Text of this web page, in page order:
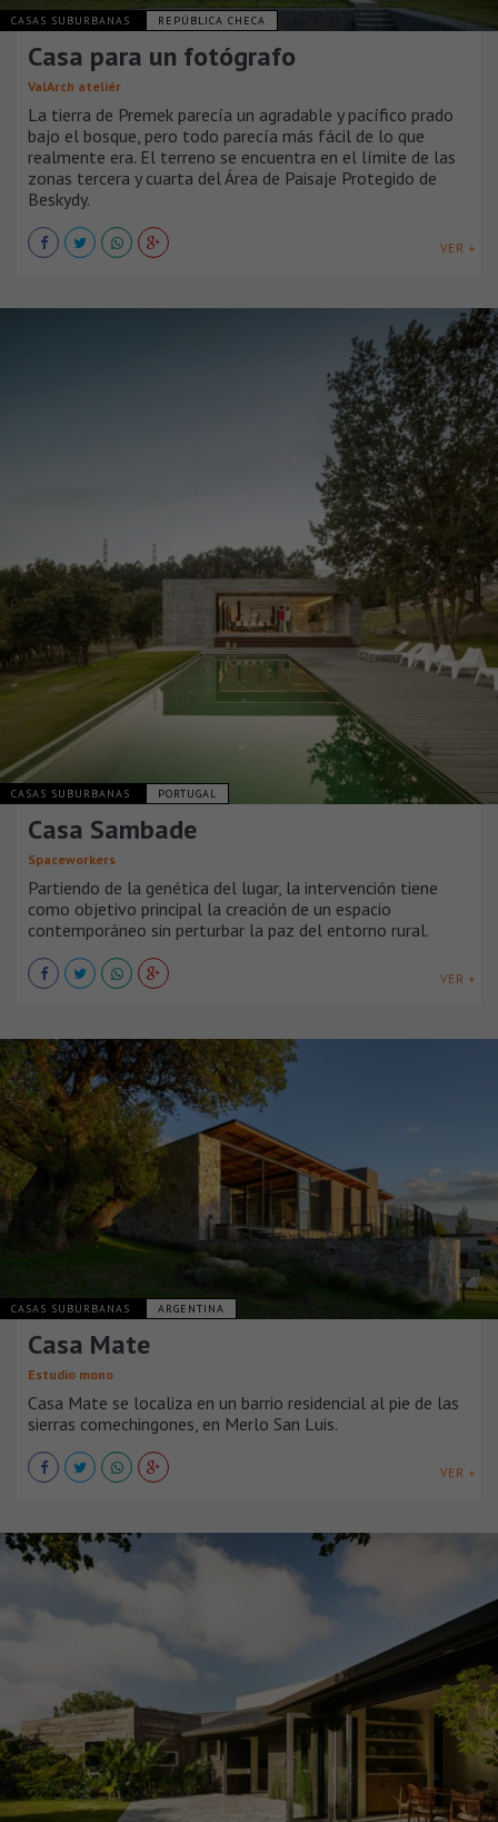
CASAS SUBURBANAS REPÚBLICA CHECA
Casa para un fotógrafo
ValArch ateliér
La tierra de Premek parecía un agradable y pacífico prado
bajo el bosque, pero todo parecía más fácil de lo que
realmente era. El terreno se encuentra en el límite de las
zonas tercera y cuarta del Área de Paisaje Protegido de
Beskydy.
VER +
CASAS SUBURBANAS PORTUGAL
Casa Sambade
Spaceworkers
Partiendo de la genética del lugar, la intervención tiene
como objetivo principal la creación de un espacio
contemporáneo sin perturbar la paz del entorno rural.
VER +
CASAS SUBURBANAS ARGENTINA
Casa Mate
Estudio mono
Casa Mate se localiza en un barrio residencial al pie de las
sierras comechingones, en Merlo San Luis.
VER +